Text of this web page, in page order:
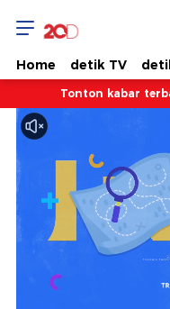
Home detik TV
Tonton kabar